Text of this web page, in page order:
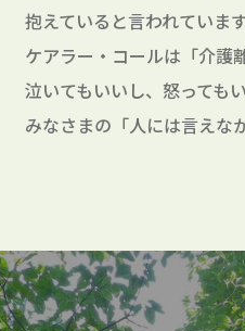
抱えていると言われています
ケアラー・コールは「介護
泣いてもいいし、怒っても
みなさまの「人には言えな